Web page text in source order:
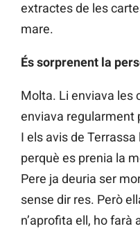
extractes de les
mare.
És sorprenent la
Molta. Li enviava les
enviava regularment
I els avis de
perquè es prenia la
Pere ja deuria ser
sense dir res. Però
n’aprofita ell, ho farà